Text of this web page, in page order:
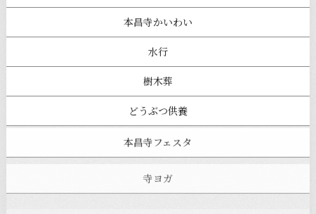
本昌寺かいわい
水行
樹木葬
どうぶつ供養
本昌寺フェスタ